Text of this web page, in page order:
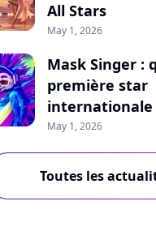
All Stars
May 1, 2026
Mask Singer :
première star
internationale
May 1, 2026
Toutes les